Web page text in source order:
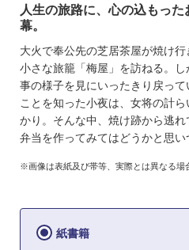
人生の旅路に、心の込もっ
幕。
大火で奉公先の芝居茶屋が焼け
小さな旅籠「梅屋」を訪ねる。
事の様子を見にいったきり戻っ
ことを知った小夜は、女将の計
かり。そんな中、焼け跡から逃
弁当を作ってみてはどうかと思
※画像は表紙及び帯等、実際とは異なる場
紙書籍